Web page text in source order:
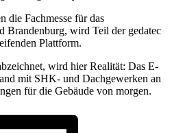
die Fachmesse für das
Brandenburg, wird Teil der gedatec
Plattform.
wird hier Realität: Das E-
mit SHK- und Dachgewerken an
für die Gebäude von morgen.